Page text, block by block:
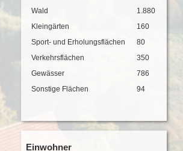
Wald
1.880
Kleingärten
160
Sport- und Erholungsflächen
80
Verkehrsflächen
350
Gewässer
786
Sonstige Flächen
94
Einwohner